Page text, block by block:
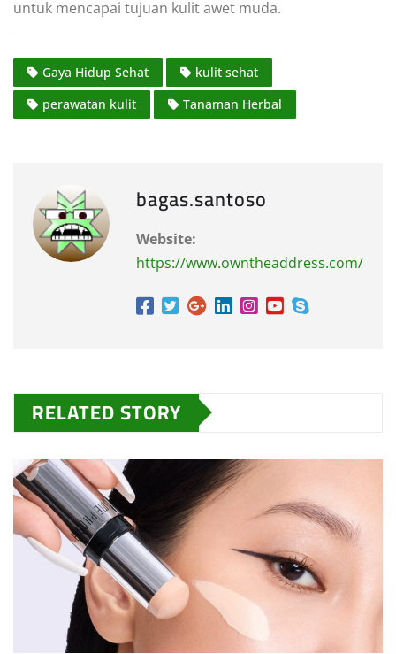
untuk mencapai tujuan kulit awet muda.
Gaya Hidup Sehat
kulit sehat
perawatan kulit
Tanaman Herbal
bagas.santoso
Website:
https://www.owntheaddress.com/
RELATED STORY